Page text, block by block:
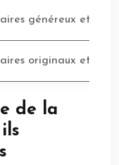
généreux et
originaux et
de la